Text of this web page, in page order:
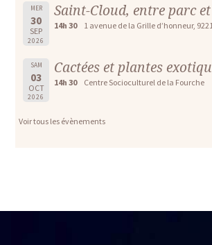
MER
30
SEP
2026
Saint-Cloud, entre parc
14h 30 1 avenue de la Grille d’honneur,
SAM
03
OCT
2026
Cactées et plantes
14h 30 Centre Socioculturel de la Fourche
Voir tous les évènements